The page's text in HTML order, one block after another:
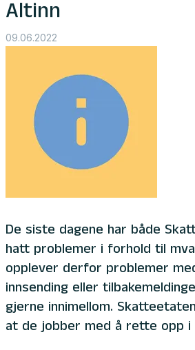
Altinn
09.06.2022
De siste dagene har både
hatt problemer i forhold til
opplever derfor problemer
innsending eller
gjerne innimellom.
at de jobber med å rette opp i